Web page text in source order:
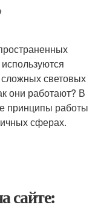
световых
они работают? В
принципы работы
сферах.
сайте: